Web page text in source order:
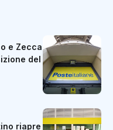
e Zecca
del
riapre